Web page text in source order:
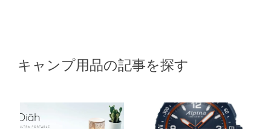
キャンプ用品の記事を探す